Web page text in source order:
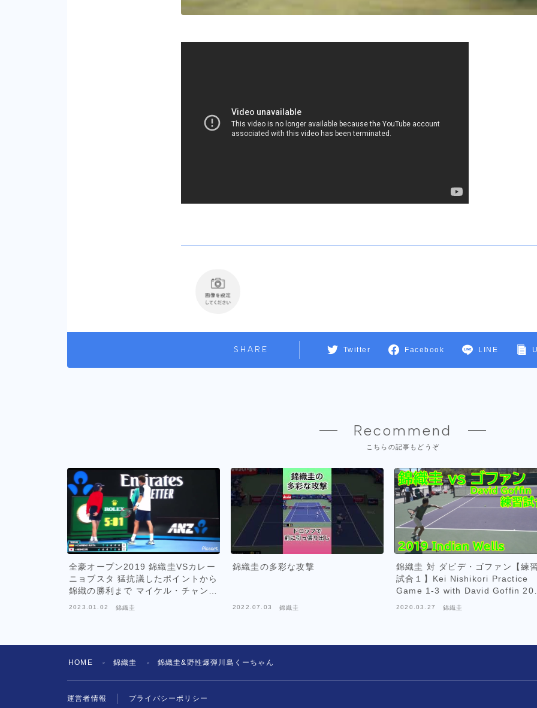
SHARE Twitter Facebook LINE
Recommend
こちらの記事もどうぞ
全豪オープン2019 錦織圭VSカレー
ニョブスタ 猛抗議したポイントから
錦織の勝利まで マイケル・チャンの
2023.01.02 錦織圭
錦織圭の多彩な攻撃
2022.07.03 錦織圭
錦織圭 対 ダビデ・ゴファン【練習
試合１】Kei Nishikori Practice
Game 1-3 with David Goffin
2020.03.27 錦織圭
HOME ＞ 錦織圭 ＞ 錦織圭&野性爆弾川島くーちゃん
運営者情報 プライバシーポリシー